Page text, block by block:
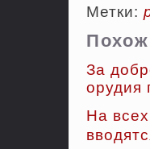
Метки:
За
орудия
На